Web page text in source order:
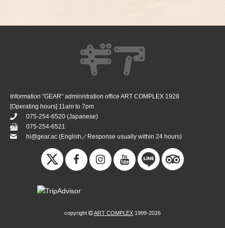
Information ”GEAR" administration office ART COMPLEX 1928
[Operating hours] 11am to 7pm
075-254-6520 (Japanese)
075-254-6521
hi@gear.ac (English／Response usually within 24 hours)
copyright ART COMPLEX 1999-2026